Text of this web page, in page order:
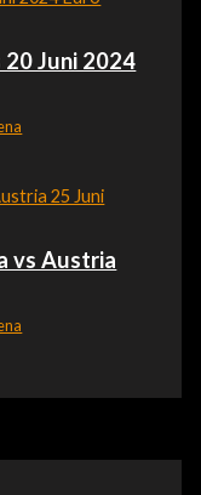
20 Juni 2024
vs Austria